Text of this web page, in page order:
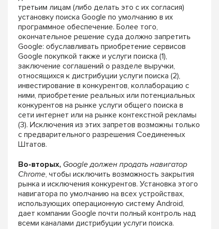
третьим лицам (либо делать это с их согласия)
установку поиска Google по умолчанию в их
программное обеспечение. Более того,
окончательное решение суда должно запретить
Google: обуславливать приобретение сервисов
Google покупкой также и услуги поиска (1),
заключение соглашений о разделе выручки,
относящихся к дистрибуции услуги поиска (2),
инвестирование в конкурентов, коллаборацию с
ними, приобретение реальных или потенциальных
конкурентов на рынке услуги общего поиска в
сети интернет или на рынке контекстной рекламы
(3). Исключения из этих запретов возможны только
с предварительного разрешения Соединенных
Штатов.
Во-вторых, Google должен продать навигатор
Chrome, чтобы исключить возможность закрытия
рынка и исключения конкурентов. Установка этого
навигатора по умолчанию на всех устройствах,
использующих операционную систему Android,
дает компании Google почти полный контроль над
всеми каналами дистрибуции услуги поиска.